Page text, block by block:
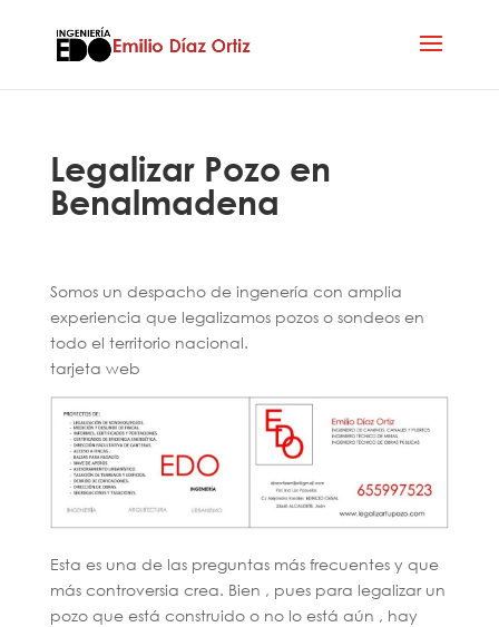
Legalizar Pozo en
Benalmadena
Somos un despacho de ingenería con amplia
experiencia que legalizamos pozos o sondeos en
todo el territorio nacional.
tarjeta web
Esta es una de las preguntas más frecuentes y que
más controversia crea. Bien , pues para legalizar un
pozo que está construido o no lo está aún , hay